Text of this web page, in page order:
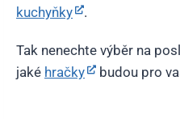
kuchyňky
.
Tak nenechte výběr na
jaké hračky budou pro